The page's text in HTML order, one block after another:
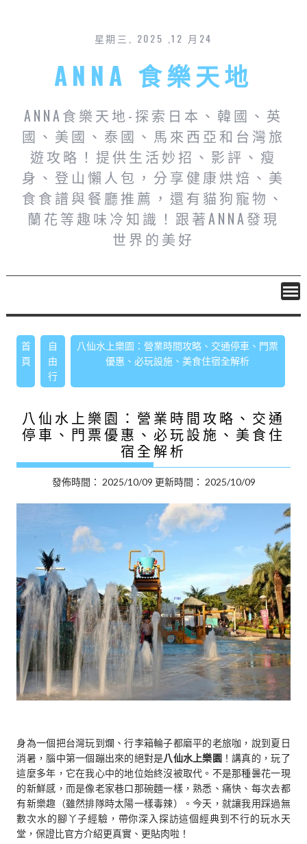
星期三, 2025 ,12 月24
ANNA 食樂天地
ANNA食樂天地-探索日本、韓國、英
國、美國、泰國、馬來西亞和台灣旅
遊攻略！提供生活妙招、影評、瘦
身、登山懶人包，分享健康烘焙、美
食食譜與餐廳推薦，還有貓狗寵物、
蘭花等趣味冷知識！跟著ANNA發現
世界的美好
首
頁
自
由
行
八仙水上樂園：營業時間攻略、交通停車、門票
優惠、必玩設施、美食住宿全解析
八仙水上樂園：營業時間攻略、交通
停車、門票優惠、必玩設施、美食住
宿全解析
發佈時間： 2025/10/09 更新時間： 2025/10/09
身為一個把台灣玩到爛、行李箱輪子都磨平的老旅咖，說到夏日
消暑，腦中第一個蹦出來的絕對是八仙水上樂園！講真的，玩了
這麼多年，它在我心中的地位始終沒被取代。不是那種曇花一現
的新鮮感，而是像老家巷口那碗麵一樣，熟悉、痛快、每次去都
有新樂趣（雖然排隊時太陽一樣毒辣）。今天，就讓我用踩過無
數次水的腳丫子經驗，帶你深入探訪這個經典到不行的玩水天
堂，保證比官方介紹更真實、更貼肉啦！